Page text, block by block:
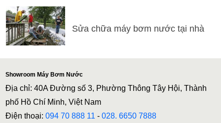
Sửa chữa máy bơm nước tại nhà
Showroom Máy Bơm Nước
Địa chỉ: 40A Đường số 3, Phường Thông Tây Hội, Thành
phố Hồ Chí Minh, Việt Nam
Điện thoại:094 70 888 11 -028. 6650 7888